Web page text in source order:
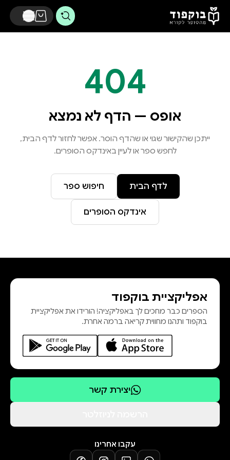
דלג לתוכן הראשי
404
אופס — הדף לא נמצא
ייתכן שהקישור שגוי או שהדף הוסר. אפשר לחזור לדף הבית,
לחפש ספר או לעיין באינדקס הסופרים.
לדף הבית חיפוש ספר
אינדקס הסופרים
אפליקציית בוקפוד
הספרים כבר מחכים לך באפליקציה! הורידו את אפליקציית
בוקפוד ותהנו מחווית קריאה ברמה אחרת.
יצירת קשר
עקבו אחרינו